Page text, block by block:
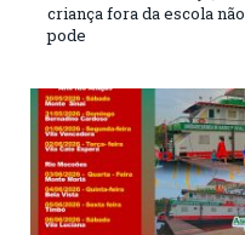
criança fora da escola não
pode